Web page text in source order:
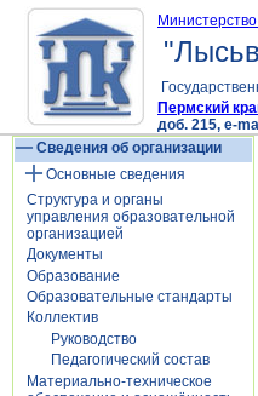
Пермский
доб. 215, e-
Сведения об организации
Основные сведения
Структура и органы
управления образовательной
организацией
Документы
Образование
Образовательные стандарты
Коллектив
Руководство
Педагогический состав
Материально-техническое